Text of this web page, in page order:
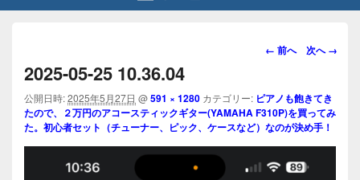
画
ビ
ゲ
ー
シ
ョ
← 前へ 次へ →
2025-05-25 10.36.04
公開日時:2025年5月27日 @591 × 1280 カテゴリー: ピアノも飽きてき
たので、２万円のアコースティックギター(YAMAHA F310P)を買ってみ
た。初心者セット（チューナー、ピック、ケースなど）なのが決め手！